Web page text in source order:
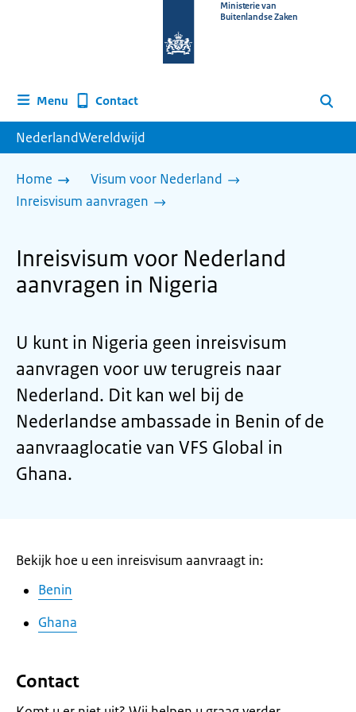
homepage
Ministerie van
Buitenlandse Zaken
Menu Contact Zoeken
NederlandWereldwijd
Home
Visum voor Nederland
Inreisvisum aanvragen
Inreisvisum voor Nederland
aanvragen in Nigeria
U kunt in Nigeria geen inreisvisum
aanvragen voor uw terugreis naar
Nederland. Dit kan wel bij de
Nederlandse ambassade in Benin of de
aanvraaglocatie van VFS Global in
Ghana.
Bekijk hoe u een inreisvisum aanvraagt in:
Benin
Ghana
Contact